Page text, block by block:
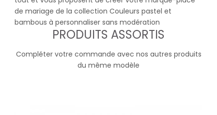
de mariage de la collection Couleurs pastel et
bambous à personnaliser sans modération
PRODUITS ASSORTIS
Compléter votre commande avec nos autres produits
du même modèle